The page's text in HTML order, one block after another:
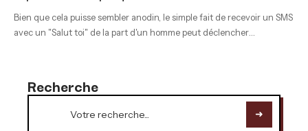
Bien que cela puisse sembler anodin, le simple fait de recevoir un SMS
avec un "Salut toi" de la part d'un homme peut déclencher…
Recherche